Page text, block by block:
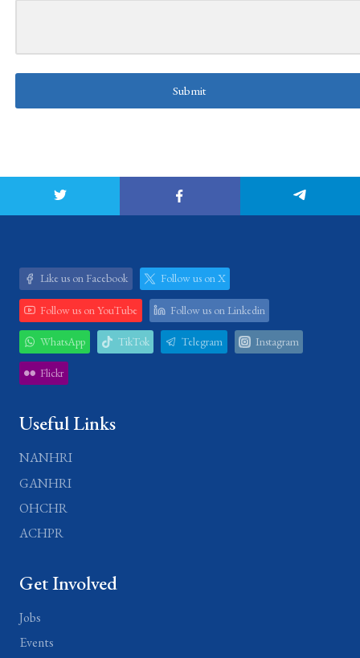
Submit
Like us on Facebook Follow us on X
Follow us on YouTube Follow us on Linkedin
WhatsApp TikTok Telegram Instagram
Flickr
Useful Links
NANHRI
GANHRI
OHCHR
ACHPR
Get Involved
Jobs
Events